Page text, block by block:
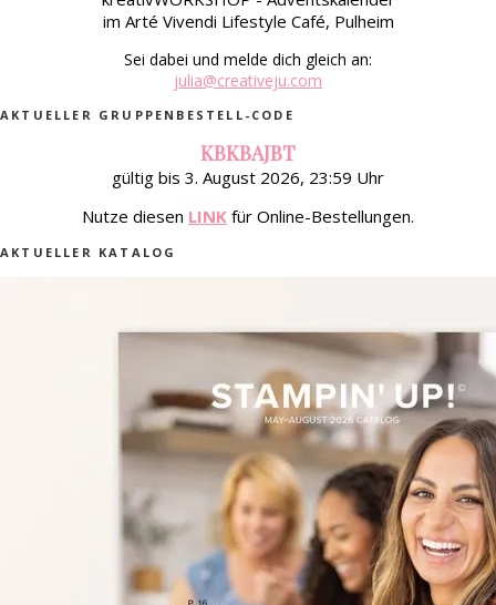
im Arté Vivendi Lifestyle Café, Pulheim
Sei dabei und melde dich gleich an:
julia@creativeju.com
AKTUELLER GRUPPENBESTELL-CODE
KBKBAJBT
gültig bis 3. August 2026, 23:59 Uhr
Nutze diesen LINK für Online-Bestellungen.
AKTUELLER KATALOG